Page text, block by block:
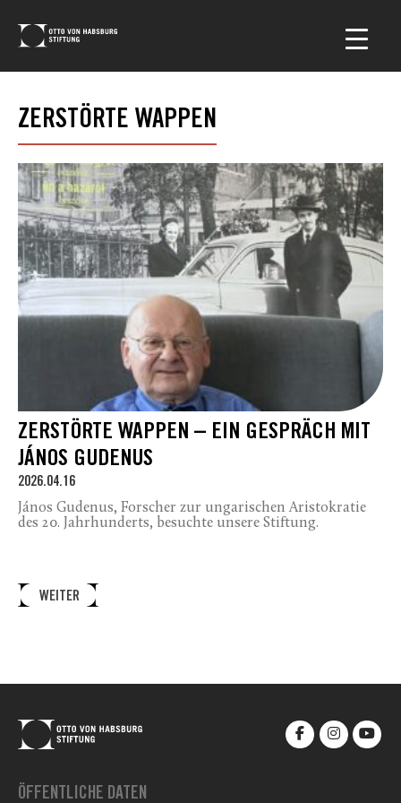
ZERSTÖRTE WAPPEN
ZERSTÖRTE WAPPEN – EIN GESPRÄCH MIT
JÁNOS GUDENUS
2026.04.16
János Gudenus, Forscher zur ungarischen Aristokratie
des 20. Jahrhunderts, besuchte unsere Stiftung.
WEITER
ÖFFENTLICHE DATEN